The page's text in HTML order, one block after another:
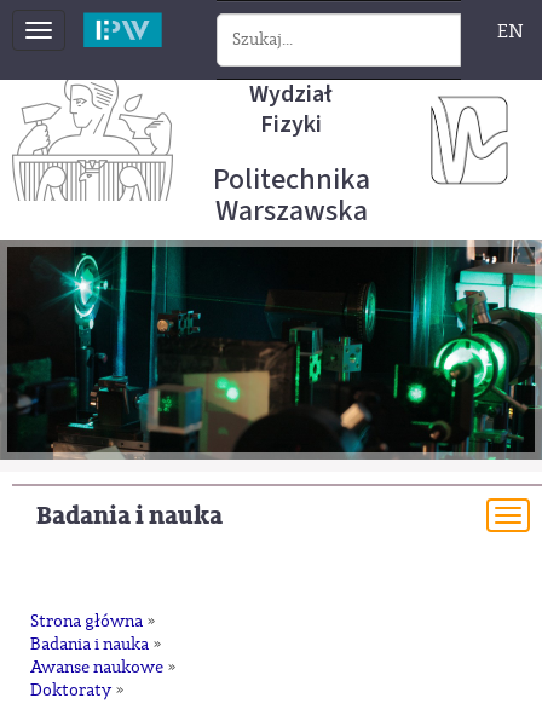
Toggle
EN
Wydział
Fizyki
Politechnika
Warszawska
Badania i nauka
Strona główna »
Badania i nauka »
Awanse naukowe »
Doktoraty »